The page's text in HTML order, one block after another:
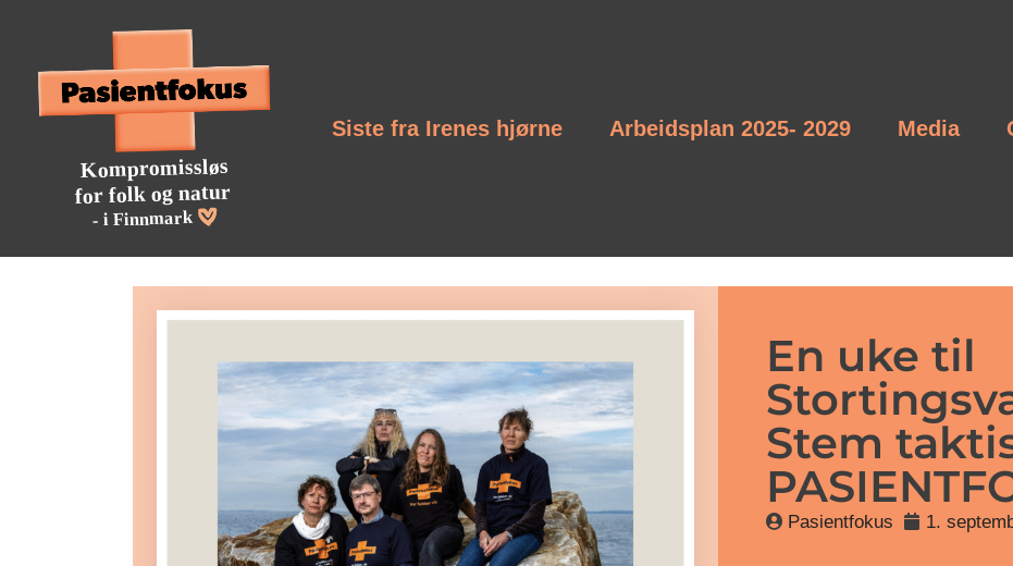
Siste fra Irenes hjørne Arbeidsplan 2025- 2029 Media
En uke til
Stem
Pasientfokus 1.